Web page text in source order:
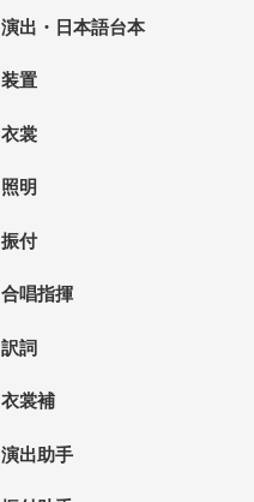
演出・日本語台本
装置
衣裳
照明
振付
合唱指揮
訳詞
衣裳補
演出助手